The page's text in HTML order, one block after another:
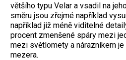
většího typu Velar a vsadil na
směru jsou zřejmé například
například již méně viditelné
procent zmenšené spáry mezi
mezi světlomety a nárazníkem
mezera.